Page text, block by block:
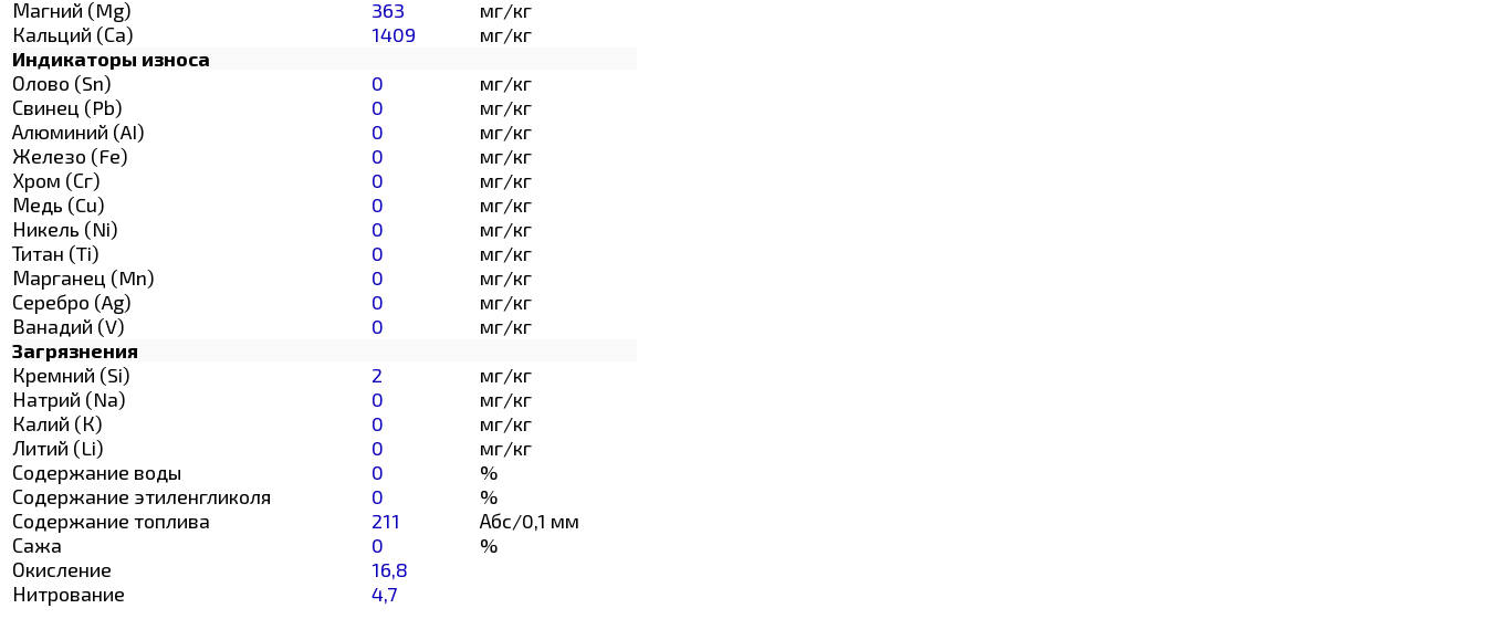
Магний (Mg)
363
мг/кг
Кальций (Са)
1409
мг/кг
Индикаторы износа
Олово (Sn)
0
мг/кг
Свинец (Pb)
0
мг/кг
Алюминий (AI)
0
мг/кг
Железо (Fe)
0
мг/кг
Хром (Сг)
0
мг/кг
Медь (Cu)
0
мг/кг
Никель (Ni)
0
мг/кг
Титан (Ti)
0
мг/кг
Марганец (Mn)
0
мг/кг
Серебро (Ag)
0
мг/кг
Ванадий (V)
0
мг/кг
Загрязнения
Кремний (Si)
2
мг/кг
Натрий (Na)
0
мг/кг
Калий (К)
0
мг/кг
Литий (Li)
0
мг/кг
Содержание воды
0
%
Содержание этиленгликоля
0
%
Содержание топлива
211
Абс/0,1 мм
Сажа
0
%
Окисление
16,8
Нитрование
4,7